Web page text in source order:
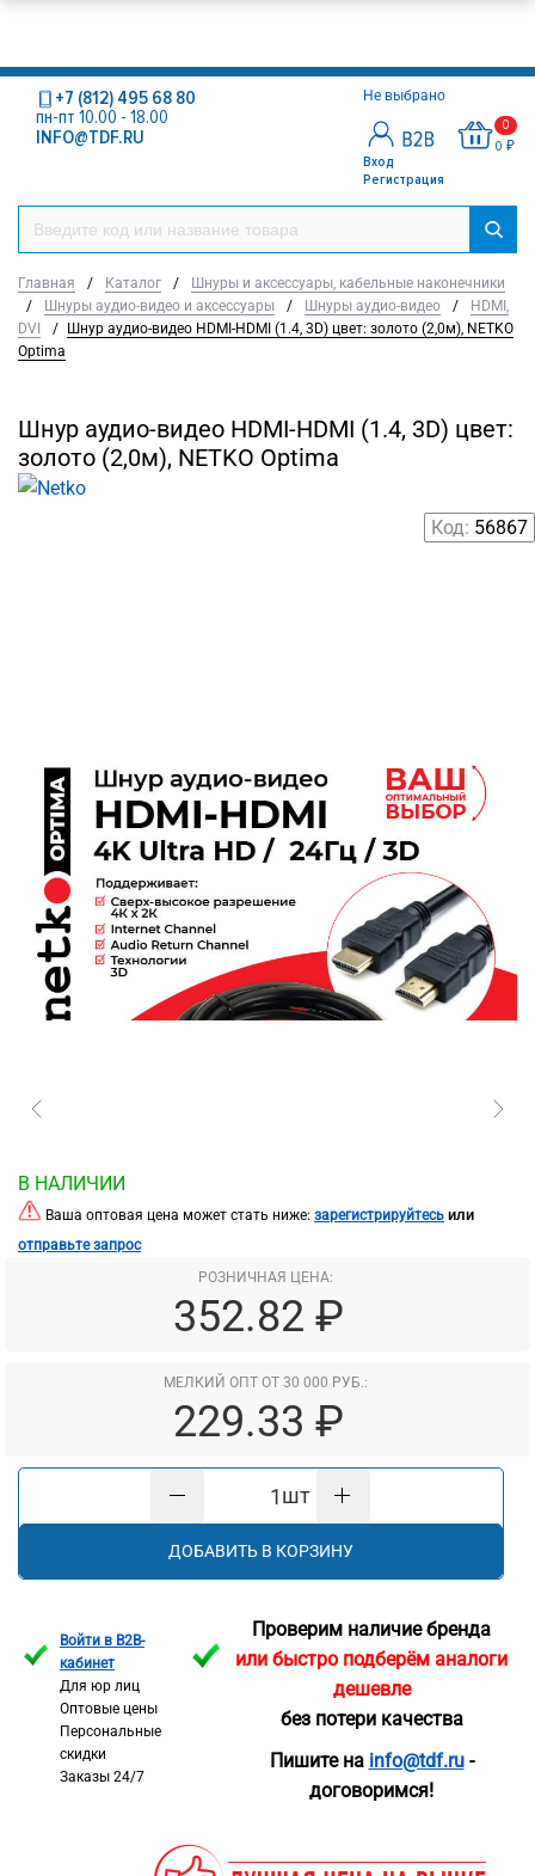
Не выбрано
Вход
Регистрация
0
0 ₽
+7 (812) 495 68 80
пн-пт 10.00 - 18.00
INFO@TDF.RU
Главная / Каталог /
Шнуры и аксессуары, кабельные наконечники
/
Шнуры аудио-видео и аксессуары / Шнуры аудио-видео /
HDMI,
DVI
/
Шнур аудио-видео HDMI-HDMI (1.4, 3D) цвет: золото (2,0м), NETKO
Optima
Шнур аудио-видео HDMI-HDMI (1.4, 3D) цвет:
золото (2,0м), NETKO Optima
Код: 56867
В НАЛИЧИИ
Ваша оптовая цена может стать ниже: зарегистрируйтесь или
отправьте запрос
РОЗНИЧНАЯ ЦЕНА:
352.82 ₽
МЕЛКИЙ ОПТ ОТ 30 000 РУБ.:
229.33 ₽
шт
ДОБАВИТЬ В КОРЗИНУ
Войти в B2B-
кабинет
Для юр лиц
Оптовые цены
Персональные
скидки
Заказы 24/7
Проверим наличие бренда
или быстро подберём аналоги
дешевле
без потери качества
Пишите на info@tdf.ru-
договоримся!